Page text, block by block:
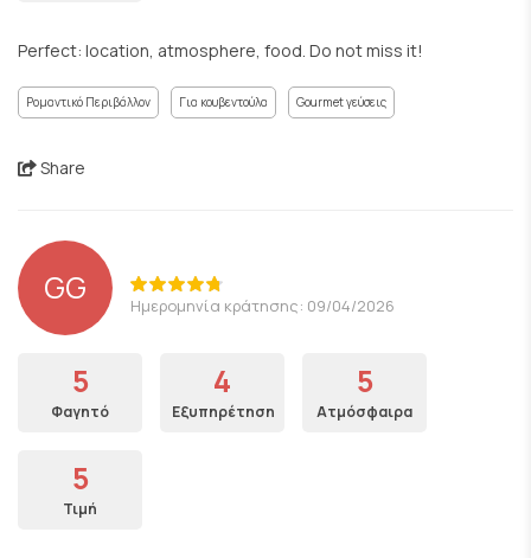
Perfect: location, atmosphere, food. Do not miss it!
Ρομαντικό Περιβάλλον Για κουβεντούλα Gourmet γεύσεις
Share
GG Ημερομηνία κράτησης: 09/04/2026
5
Φαγητό
4
Εξυπηρέτηση
5
Ατμόσφαιρα
5
Τιμή